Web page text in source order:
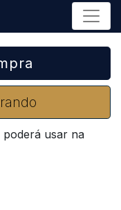
Menu
poderá usar na